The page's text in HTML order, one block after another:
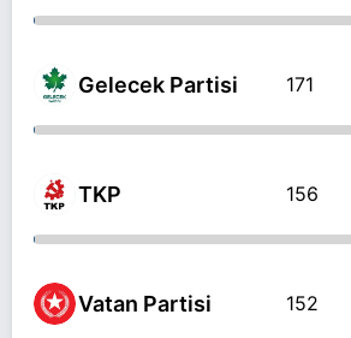
Gelecek Partisi 171
TKP 156
Vatan Partisi 152